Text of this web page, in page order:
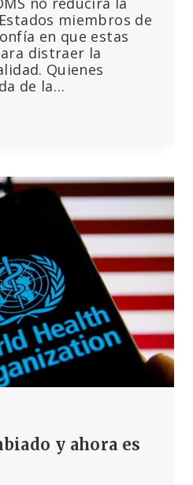
miembros de
en que estas
distraer la
Quienes
de la…
y ahora es